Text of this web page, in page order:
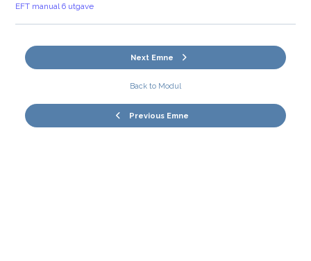
EFT manual 6 utgave
Previous Emne
Back to Modul
Next Emne